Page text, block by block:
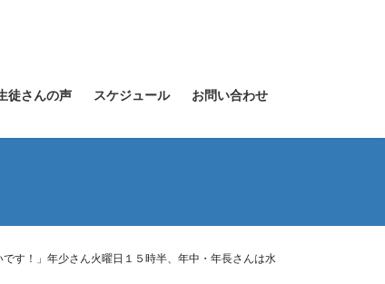
徒さんの声 スケジュール お問い合わせ
す！」年少さん火曜日１５時半、年中・年長さんは水